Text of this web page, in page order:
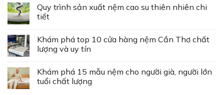
Quy trình sản xuất nệm cao su thiên nhiên chi
tiết
Khám phá top 10 cửa hàng nệm Cần Thơ chất
lượng và uy tín
Khám phá 15 mẫu nệm cho người già, người lớn
tuổi chất lượng